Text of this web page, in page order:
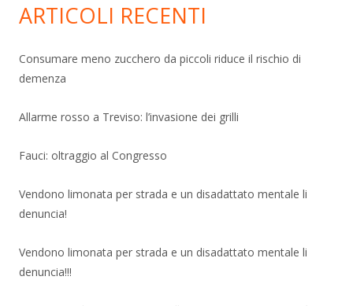
ARTICOLI RECENTI
Consumare meno zucchero da piccoli riduce il rischio di
demenza
Allarme rosso a Treviso: l’invasione dei grilli
Fauci: oltraggio al Congresso
Vendono limonata per strada e un disadattato mentale li
denuncia!
Vendono limonata per strada e un disadattato mentale li
denuncia!!!